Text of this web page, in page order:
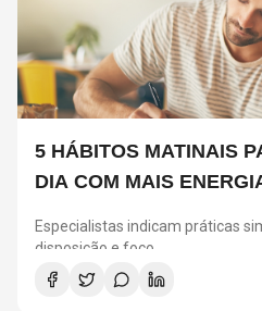
5 HÁBITOS MATINAIS
DIA COM MAIS
Especialistas indicam práticas
disposição e foco